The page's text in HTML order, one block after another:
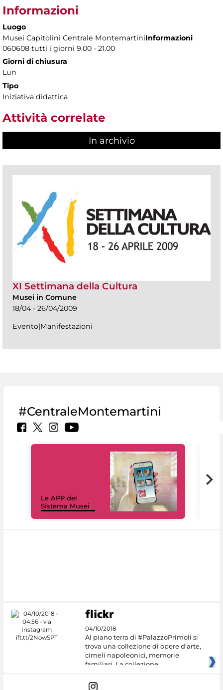
Informazioni
Luogo
Musei Capitolini Centrale MontemartiniInformazioni
060608 tutti i giorni 9.00 - 21.00
Giorni di chiusura
Lun
Tipo
Iniziativa didattica
Attività correlate
In archivio
XI Settimana della Cultura
Musei in Comune
18/04 - 26/04/2009
Evento|Manifestazioni
#CentraleMontemartini
Le APP del
Sistema Musei
04/10/2018
Al piano terra di #PalazzoPrimoli si
trova una collezione di opere d’arte,
cimeli napoleonici, memorie
familiari. La collezione